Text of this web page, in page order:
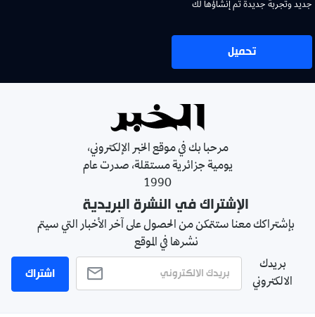
جديد وتجربة جديدة تم إنشاؤها لك
تحميل
مرحبا بك في موقع الخبر الإلكتروني،
يومية جزائرية مستقلة، صدرت عام
1990
الإشتراك في النشرة البريدية
بإشتراكك معنا ستتمكن من الحصول على آخر الأخبار التي سيتم
نشرها في الموقع
بريدك
الالكتروني
اشتراك